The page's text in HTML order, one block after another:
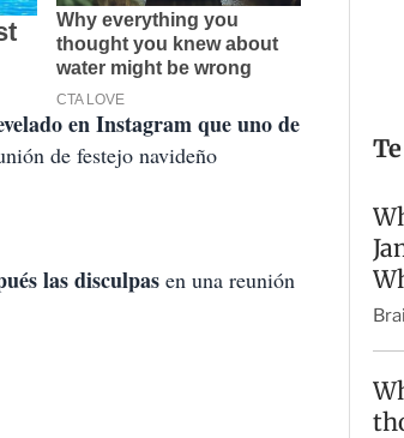
en Instagram que uno de
de festejo navideño
las disculpas en una reunión